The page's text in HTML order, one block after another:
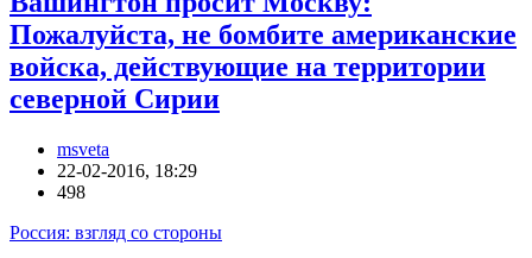
Пожалуйста, не бомбите американские
войска, действующие на территории
северной Сирии
msveta
22-02-2016, 18:29
498
Россия: взгляд со стороны